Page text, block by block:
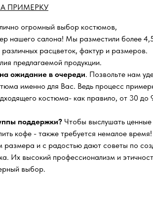
ПРИМЕРКУ
огромный выбор костюмов,
нашего салона! Мы разместили более
расцветок, фактур и размеров.
предлагаемой продукции.
ожидание в очереди. Позвольте нам
именно для Вас. Ведь процесс
костюма- как правило, от 30 до
поддержки? Чтобы выслушать ценные
кофе - также требуется немалое время!
размера и с радостью дают советы по
Их высокий профессионализм и
выбор.